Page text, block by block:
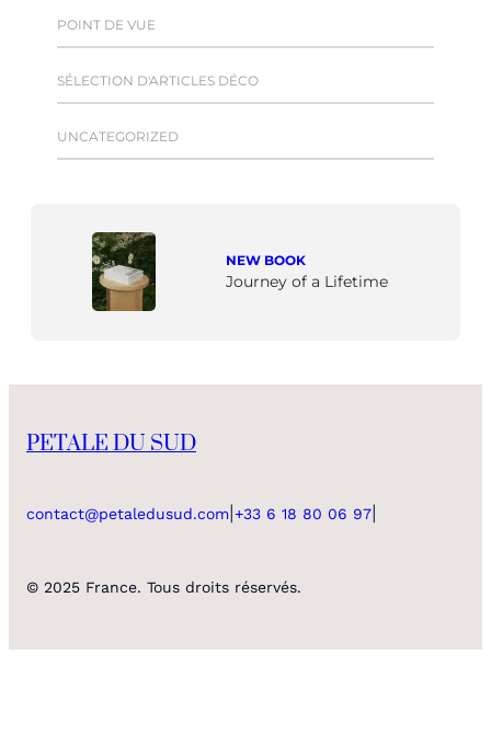
POINT DE VUE
SÉLECTION D'ARTICLES DÉCO
UNCATEGORIZED
NEW BOOK
Journey of a Lifetime
PETALE DU SUD
contact@petaledusud.com +33 6 18 80 06 97
© 2025 France. Tous droits réservés.